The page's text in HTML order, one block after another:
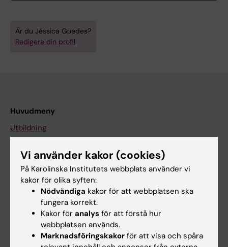
Är du Jéssica Guedes?
Redigera din profil
Huvudmeny
Utbildning
Forskning
Om KI
På gång
Kalender
Vi använder kakor (cookies)
På Karolinska Institutets webbplats använder vi
kakor för olika syften:
Nödvändiga kakor för att webbplatsen ska
fungera korrekt.
Kakor för analys för att förstå hur
webbplatsen används.
Marknadsföringskakor för att visa och spåra